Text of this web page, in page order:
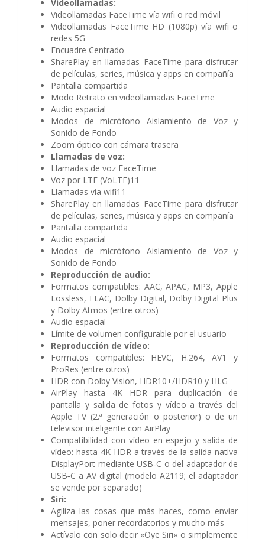
Videollamadas:
Videollamadas FaceTime vía wifi o red móvil
Videollamadas FaceTime HD (1080p) vía wifi o
redes 5G
Encuadre Centrado
SharePlay en llamadas FaceTime para disfrutar
de películas, series, música y apps en compañía
Pantalla compartida
Modo Retrato en videollamadas FaceTime
Audio espacial
Modos de micrófono Aislamiento de Voz y
Sonido de Fondo
Zoom óptico con cámara trasera
Llamadas de voz:
Llamadas de voz FaceTime
Voz por LTE (VoLTE)11
Llamadas vía wifi11
SharePlay en llamadas FaceTime para disfrutar
de películas, series, música y apps en compañía
Pantalla compartida
Audio espacial
Modos de micrófono Aislamiento de Voz y
Sonido de Fondo
Reproducción de audio:
Formatos compatibles: AAC, APAC, MP3, Apple
Lossless, FLAC, Dolby Digital, Dolby Digital Plus
y Dolby Atmos (entre otros)
Audio espacial
Límite de volumen configurable por el usuario
Reproducción de vídeo:
Formatos compatibles: HEVC, H.264, AV1 y
ProRes (entre otros)
HDR con Dolby Vision, HDR10+/HDR10 y HLG
AirPlay hasta 4K HDR para duplicación de
pantalla y salida de fotos y vídeo a través del
Apple TV (2.ª generación o posterior) o de un
televisor inteligente con AirPlay
Compati­bilidad con vídeo en espejo y salida de
vídeo: hasta 4K HDR a través de la salida nativa
DisplayPort mediante USB‑C o del adaptador de
USB‑C a AV digital (modelo A2119; el adaptador
se vende por separado)
Siri:
Agiliza las cosas que más haces, como enviar
mensajes, poner recordatorios y mucho más
Actívalo con solo decir «Oye Siri» o simplemente